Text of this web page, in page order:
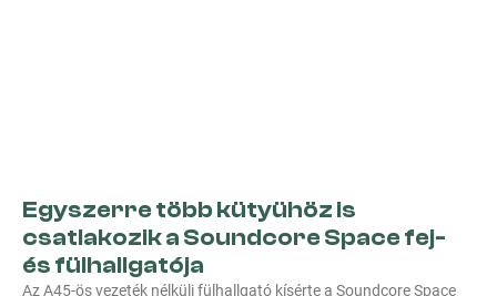
Egyszerre több kütyühöz is
csatlakozik a Soundcore Space fej-
és fülhallgatója
Az A45-ös vezeték nélküli fülhallgató kísérte a Soundcore Space